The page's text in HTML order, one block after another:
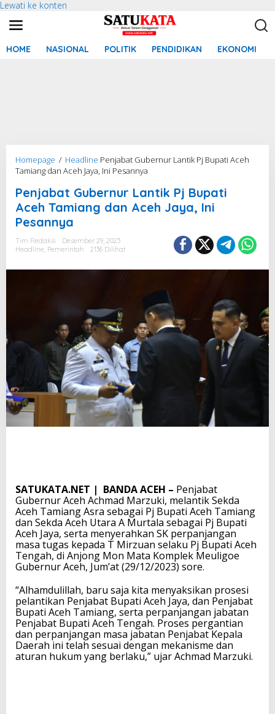
Lewati ke konten
HOME NASIONAL POLITIK PENDIDIKAN EKONOMI
Homepage / Headline Penjabat Gubernur Lantik Pj Bupati Aceh
Tamiang dan Aceh Jaya, Ini Pesannya
Penjabat Gubernur Lantik Pj Bupati
Aceh Tamiang dan Aceh Jaya, Ini
Pesannya
Tim Redaksi
Desember 29, 2023
Headline, Pemerintah 2136 Dilihat
SATUKATA.NET | BANDA ACEH – Penjabat
Gubernur Aceh Achmad Marzuki, melantik Sekda
Aceh Tamiang Asra sebagai Pj Bupati Aceh Tamiang
dan Sekda Aceh Utara A Murtala sebagai Pj Bupati
Aceh Jaya, serta menyerahkan SK perpanjangan
masa tugas kepada T Mirzuan selaku Pj Bupati Aceh
Tengah, di Anjong Mon Mata Komplek Meuligoe
Gubernur Aceh, Jum’at (29/12/2023) sore.
“Alhamdulillah, baru saja kita menyaksikan prosesi
pelantikan Penjabat Bupati Aceh Jaya, dan Penjabat
Bupati Aceh Tamiang, serta perpanjangan jabatan
Penjabat Bupati Aceh Tengah. Proses pergantian
dan perpanjangan masa jabatan Penjabat Kepala
Daerah ini telah sesuai dengan mekanisme dan
aturan hukum yang berlaku,” ujar Achmad Marzuki.